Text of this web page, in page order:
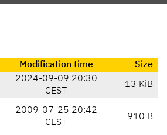
Modification time Size
2024-09-09 20:30
CEST
13 KiB
2009-07-25 20:42
CEST
910 B